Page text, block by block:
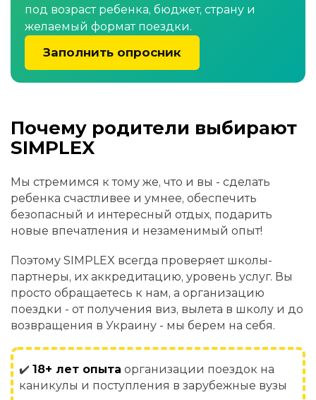
под возраст ребенка, бюджет, страну и
желаемый формат поездки.
Заполнить опросник
Почему родители выбирают
SIMPLEX
Мы стремимся к тому же, что и вы - сделать
ребенка счастливее и умнее, обеспечить
безопасный и интересный отдых, подарить
новые впечатления и незаменимый опыт!
Поэтому SIMPLEX всегда проверяет школы-
партнеры, их аккредитацию, уровень услуг. Вы
просто обращаетесь к нам, а организацию
поездки - от получения виз, вылета в школу и до
возвращения в Украину - мы берем на себя.
✔️ 18+ лет опыта организации поездок на
каникулы и поступления в зарубежные вузы